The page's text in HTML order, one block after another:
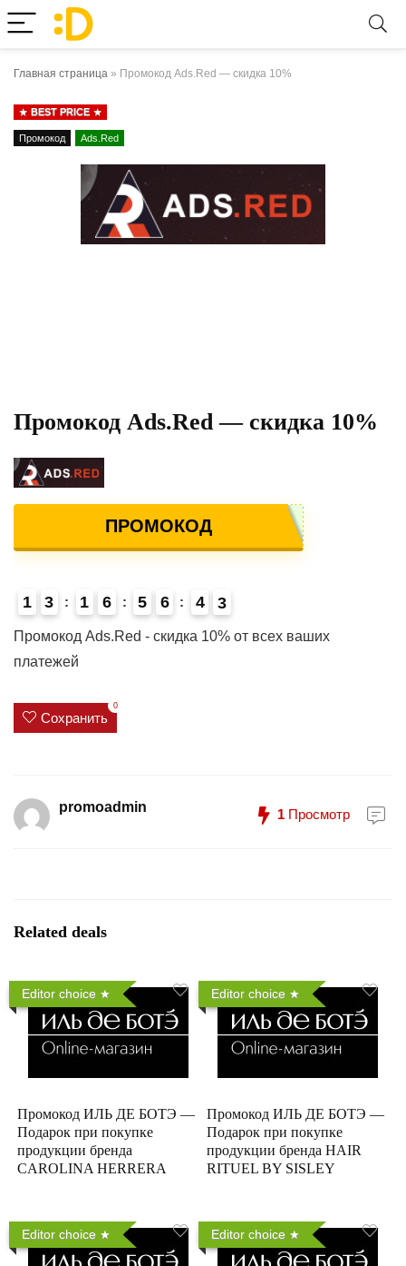
Главная страница » Промокод Ads.Red — скидка 10%
BEST PRICE
Промокод Ads.Red
Промокод Ads.Red — скидка 10%
ПРОМОКОД
1
4
3 1 6 5 6 4
2
3
Промокод Ads.Red - скидка 10% от всех ваших
платежей
Сохранить
0
promoadmin 1 Просмотр
Related deals
Editor choice
Промокод ИЛЬ ДЕ БОТЭ —
Подарок при покупке
продукции бренда
CAROLINA HERRERA
Editor choice
Промокод ИЛЬ ДЕ БОТЭ —
Подарок при покупке
продукции бренда HAIR
RITUEL BY SISLEY
Editor choice Editor choice